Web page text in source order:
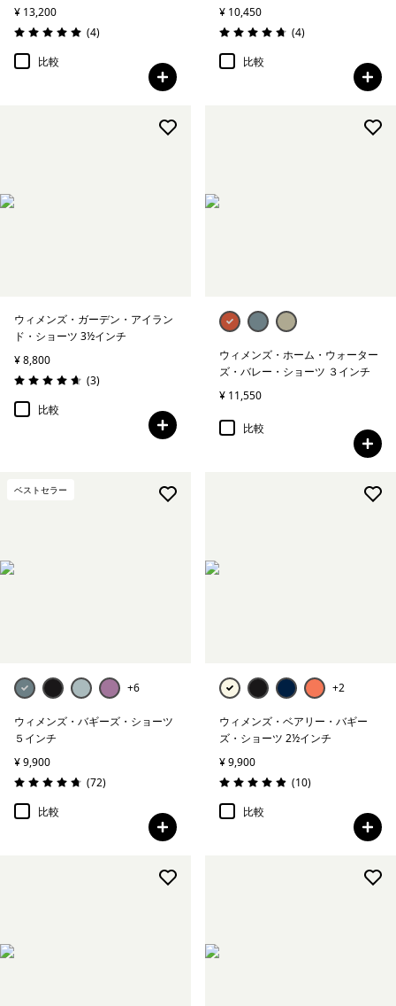
¥ 13,200
評価: 5.0 / 5
(4レビュー
)
比較
¥ 10,450
評価: 4.8 / 5
(4レビュー
)
比較
ウィメンズ・ガーデン・アイラン
ド・ショーツ 3½インチ
¥ 8,800
評価: 4.7 / 5
(3レビュー
)
比較
ウィメンズ・ホーム・ウォーター
ズ・バレー・ショーツ ３インチ
¥ 11,550
比較
ベストセラー
+6
ウィメンズ・バギーズ・ショーツ
５インチ
¥ 9,900
評価: 4.7 / 5
(72レビュー
)
比較
+2
ウィメンズ・ベアリー・バギー
ズ・ショーツ 2½インチ
¥ 9,900
評価: 4.9 / 5
(10レビュー
)
比較